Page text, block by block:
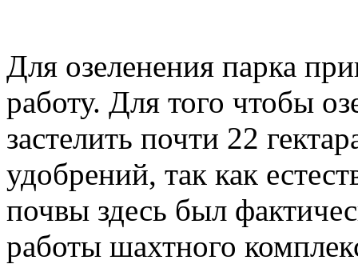
Для озеленения парка
работу. Для того чтобы
застелить почти 22
удобрений, так как
почвы здесь был
работы шахтного